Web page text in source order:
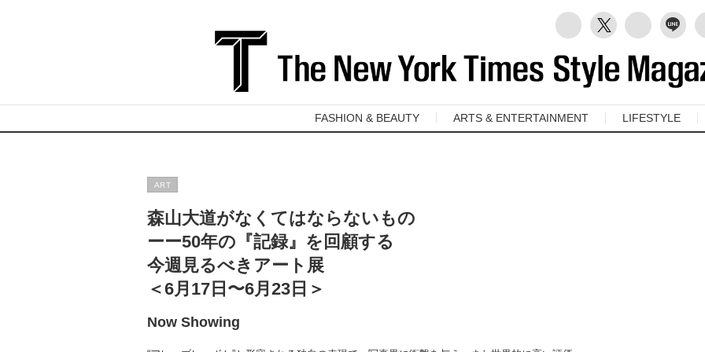
FASHION & BEAUTY ARTS & ENTERTAINMENT LIFESTYLE
ART
森山大道がなくてはならないもの
ーー50年の『記録』を回顧する
今週見るべきアート展
＜6月17日〜6月23日＞
Now Showing